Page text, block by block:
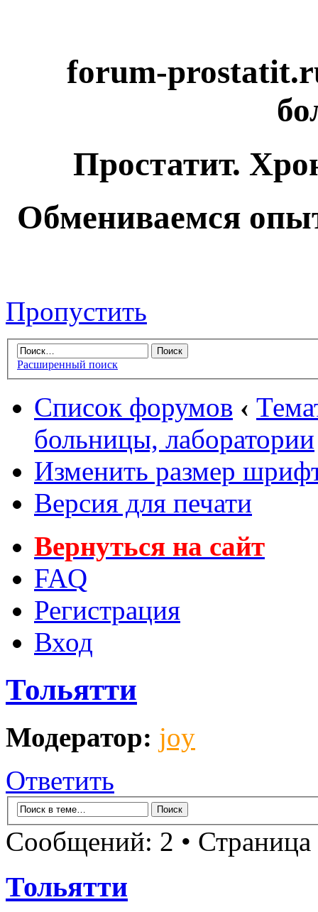
forum-
Простатит.
Обмениваемся
Пропустить
Расширенный поиск
Список форумов ‹
больницы, лаборатории
Изменить размер
Версия для печати
Вернуться на сайт
FAQ
Регистрация
Вход
Тольятти
Модератор: joy
Ответить
Сообщений: 2 • Страница
Тольятти